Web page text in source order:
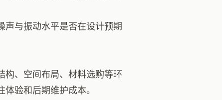
声与振动水平是否在设计预期
构、空间布局、材料选购等环
验和后期维护成本。